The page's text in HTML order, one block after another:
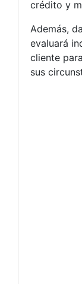
crédito y
Además,
evaluará
cliente
sus